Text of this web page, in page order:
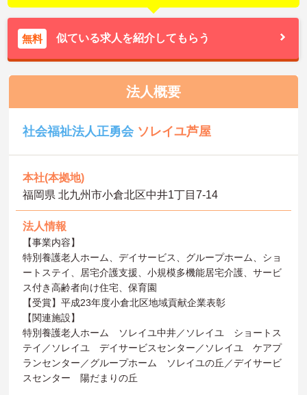
無料 似ている求人を紹介してもらう
法人概要
社会福祉法人正勇会 ソレイユ芦屋
本社(本拠地)
福岡県 北九州市小倉北区中井1丁目7-14
法人情報
【事業内容】
特別養護老人ホーム、デイサービス、グループホーム、ショ
ートステイ、居宅介護支援、小規模多機能居宅介護、サービ
ス付き高齢者向け住宅、保育園
【受賞】平成23年度小倉北区地域貢献企業表彰
【関連施設】
特別養護老人ホーム ソレイユ中井／ソレイユ ショートス
テイ／ソレイユ デイサービスセンター／ソレイユ ケアプ
ランセンター／グループホーム ソレイユの丘／デイサービ
スセンター 陽だまりの丘